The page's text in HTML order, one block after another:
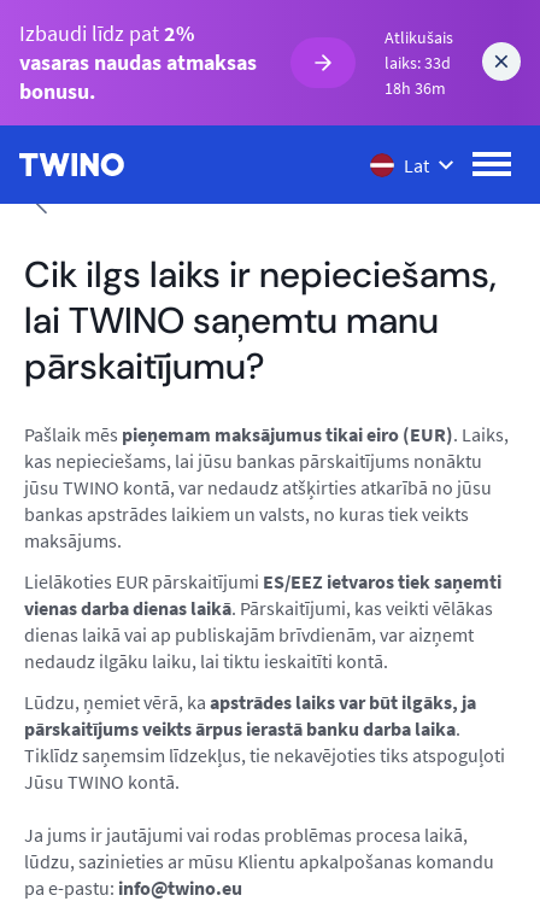
Izbaudi līdz pat2%
vasaras naudas atmaksas
bonusu.
Atlikušais
laiks: 33d
18h 36m
Lat
Cik ilgs laiks ir nepieciešams,
lai TWINO saņemtu manu
pārskaitījumu?
Pašlaik mēs pieņemam maksājumus tikai eiro (EUR). Laiks,
kas nepieciešams, lai jūsu bankas pārskaitījums nonāktu
jūsu TWINO kontā, var nedaudz atšķirties atkarībā no jūsu
bankas apstrādes laikiem un valsts, no kuras tiek veikts
maksājums.
Lielākoties EUR pārskaitījumi ES/EEZ ietvaros tiek saņemti
vienas darba dienas laikā. Pārskaitījumi, kas veikti vēlākas
dienas laikā vai ap publiskajām brīvdienām, var aizņemt
nedaudz ilgāku laiku, lai tiktu ieskaitīti kontā.
Lūdzu, ņemiet vērā, ka apstrādes laiks var būt ilgāks, ja
pārskaitījums veikts ārpus ierastā banku darba laika.
Tiklīdz saņemsim līdzekļus, tie nekavējoties tiks atspoguļoti
Jūsu TWINO kontā.
Ja jums ir jautājumi vai rodas problēmas procesa laikā,
lūdzu, sazinieties ar mūsu Klientu apkalpošanas komandu
pa e-pastu: info@twino.eu